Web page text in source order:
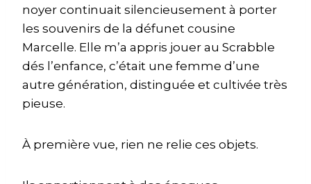
noyer continuait silencieusement à porter
les souvenirs de la défunet cousine
Marcelle. Elle m’a appris jouer au Scrabble
dés l’enfance, c’était une femme d’une
autre génération, distinguée et cultivée très
pieuse.
À première vue, rien ne relie ces objets.